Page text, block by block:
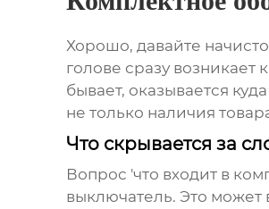
Хорошо, давайте
голове сразу возникает
бывает, оказывается
не только наличия
Что скрывается за
Вопрос 'что входит в
выключатель. Это может